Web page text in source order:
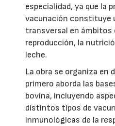
especialidad, ya que la
vacunación constituye
transversal en ámbitos
reproducción, la
leche.
La obra se organiza en
primero aborda las
bovina, incluyendo
distintos tipos de
inmunológicas de la